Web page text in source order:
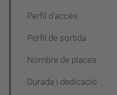
Perfil d'accés
Perfil de sortida
Nombre de places
Durada i dedicació